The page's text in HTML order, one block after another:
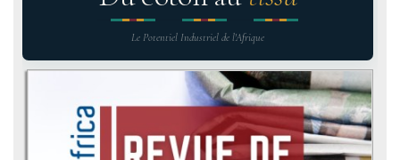
Le Potentiel Industriel de l'Afrique